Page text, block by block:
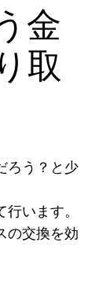
金
取
ろう？と少
います。
の交換を効